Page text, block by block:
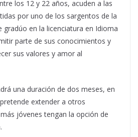
los 12 y 22 años, acuden a las
por uno de los sargentos de la
gradúo en la licenciatura en Idioma
parte de sus conocimientos y
sus valores y amor al
una duración de dos meses, en
extender a otros
jóvenes tengan la opción de